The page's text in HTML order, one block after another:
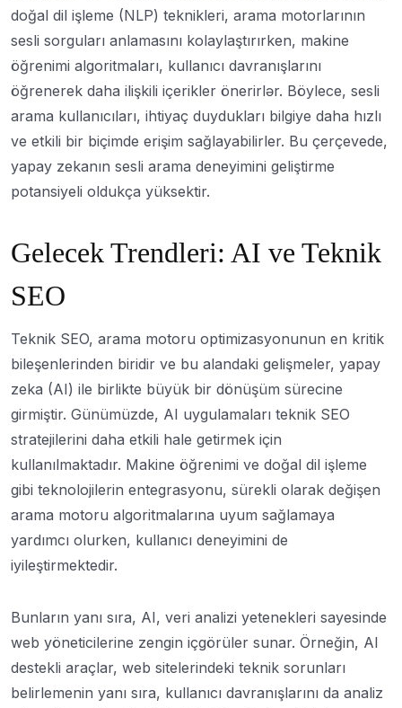
doğal dil işleme (NLP) teknikleri, arama motorlarının
sesli sorguları anlamasını kolaylaştırırken, makine
öğrenimi algoritmaları, kullanıcı davranışlarını
öğrenerek daha ilişkili içerikler önerirlər. Böylece, sesli
arama kullanıcıları, ihtiyaç duydukları bilgiye daha hızlı
ve etkili bir biçimde erişim sağlayabilirler. Bu çerçevede,
yapay zekanın sesli arama deneyimini geliştirme
potansiyeli oldukça yüksektir.
Gelecek Trendleri: AI ve Teknik
SEO
Teknik SEO, arama motoru optimizasyonunun en kritik
bileşenlerinden biridir ve bu alandaki gelişmeler, yapay
zeka (AI) ile birlikte büyük bir dönüşüm sürecine
girmiştir. Günümüzde, AI uygulamaları teknik SEO
stratejilerini daha etkili hale getirmek için
kullanılmaktadır. Makine öğrenimi ve doğal dil işleme
gibi teknolojilerin entegrasyonu, sürekli olarak değişen
arama motoru algoritmalarına uyum sağlamaya
yardımcı olurken, kullanıcı deneyimini de
iyileştirmektedir.
Bunların yanı sıra, AI, veri analizi yetenekleri sayesinde
web yöneticilerine zengin içgörüler sunar. Örneğin, AI
destekli araçlar, web sitelerindeki teknik sorunları
belirlemenin yanı sıra, kullanıcı davranışlarını da analiz